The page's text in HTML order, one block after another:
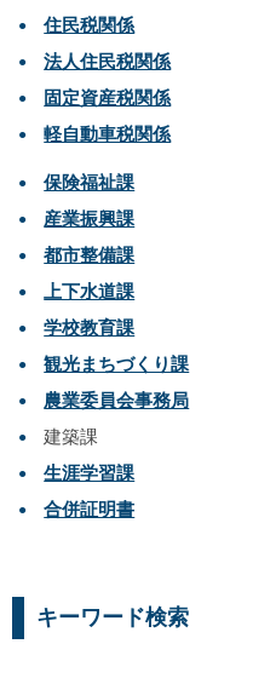
住民税関係
法人住民税関係
固定資産税関係
軽自動車税関係
保険福祉課
産業振興課
都市整備課
上下水道課
学校教育課
観光まちづくり課
農業委員会事務局
建築課
生涯学習課
合併証明書
キーワード検索